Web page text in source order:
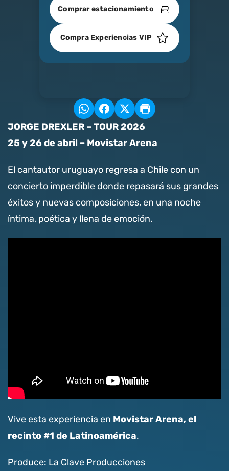
Comprar estacionamiento
Compra Experiencias VIP
JORGE DREXLER – TOUR 2026
25 y 26 de abril – Movistar Arena
El cantautor uruguayo regresa a Chile con un
concierto imperdible donde repasará sus grandes
éxitos y nuevas composiciones, en una noche
íntima, poética y llena de emoción.
Vive esta experiencia en Movistar Arena, el
recinto #1 de Latinoamérica.
Produce: La Clave Producciones